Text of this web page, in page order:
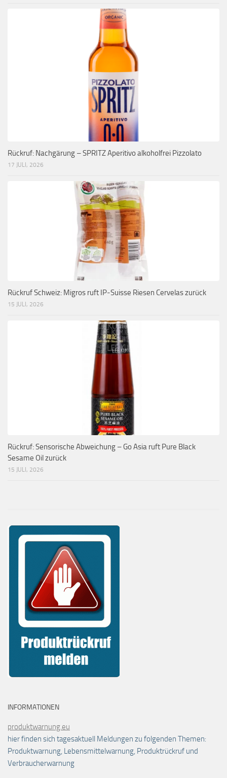
Rückruf: Nachgärung – SPRITZ Aperitivo alkoholfrei Pizzolato
17 JULI, 2026
Rückruf Schweiz: Migros ruft IP-Suisse Riesen Cervelas zurück
15 JULI, 2026
Rückruf: Sensorische Abweichung – Go Asia ruft Pure Black
Sesame Oil zurück
15 JULI, 2026
INFORMATIONEN
produktwarnung.eu
hier finden sich tagesaktuell Meldungen zu folgenden Themen:
Produktwarnung, Lebensmittelwarnung, Produktrückruf und
Verbraucherwarnung